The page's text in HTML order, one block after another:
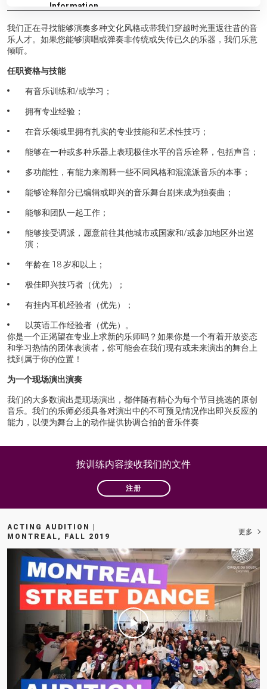
我们正在寻找能够演奏多种文化风格或带我们穿越时光重返往昔的音
乐人才。如果您能够演唱或弹奏非传统或失传已久的乐器，我们乐意
倾听。
任职资格与技能
有音乐训练和/或学习；
拥有专业经验；
在音乐领域里拥有扎实的专业技能和艺术性技巧；
能够在一种或多种乐器上表现极佳水平的音乐诠释，包括声音；
多功能性，有能力来阐释一些不同风格和混流派音乐的本事；
能够诠释部分已编辑或即兴的音乐舞台剧来成为独奏曲；
能够和团队一起工作；
能够接受调派，愿意前往其他城市或国家和/或参加地区外出巡
演；
年龄在 18 岁和以上；
极佳即兴技巧者（优先）；
有挂内耳机经验者（优先）；
以英语工作经验者（优先）。
你是一个正渴望在专业上求新的乐师吗？如果你是一个有着开放姿态
和学习热情的团体表演者，你可能会在我们现有或未来演出的舞台上
找到属于你的位置！
为一个现场演出演奏
我们的大多数演出是现场演出，都伴随有精心为每个节目挑选的原创
音乐。我们的乐师必须具备对演出中的不可预见情况作出即兴反应的
能力，以便为舞台上的动作提供协调合拍的音乐伴奏
按训练内容接收我们的文件
注册
ACTING AUDITION |
MONTREAL, FALL 2019
更多
Information